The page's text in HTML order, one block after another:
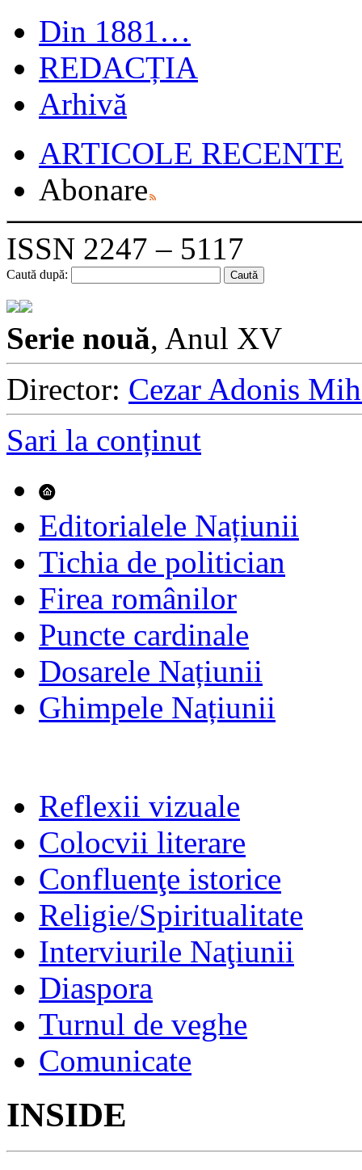
Din 1881…
REDACȚIA
Arhivă
ARTICOLE RECENTE
Abonare
ISSN 2247 – 5117
Caută după:
Serie nouă, Anul XV
Director: Cezar Adonis
Sari la conținut
Editorialele Națiunii
Tichia de politician
Firea românilor
Puncte cardinale
Dosarele Națiunii
Ghimpele Națiunii
Reflexii vizuale
Colocvii literare
Confluenţe istorice
Religie/Spiritualitate
Interviurile Naţiunii
Diaspora
Turnul de veghe
Comunicate
INSIDE